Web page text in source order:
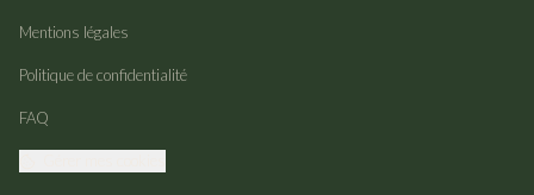
Mentions légales
Politique de confidentialité
FAQ